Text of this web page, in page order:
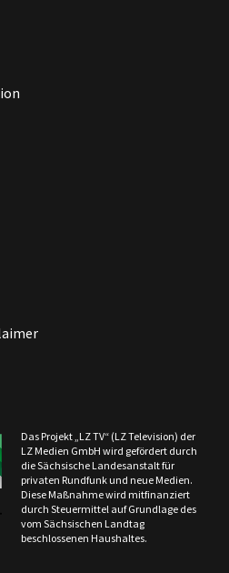
Das Projekt „LZ TV“ (LZ Television) der
LZ Medien GmbH wird gefördert durch
die Sächsische Landesanstalt für
privaten Rundfunk und neue Medien.
Diese Maßnahme wird mitfinanziert
durch Steuermittel auf Grundlage des
vom Sächsischen Landtag
beschlossenen Haushaltes.